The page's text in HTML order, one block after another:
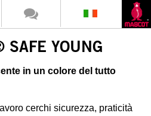
SAFE YOUNG
in un colore del tutto
cerchi sicurezza, praticità